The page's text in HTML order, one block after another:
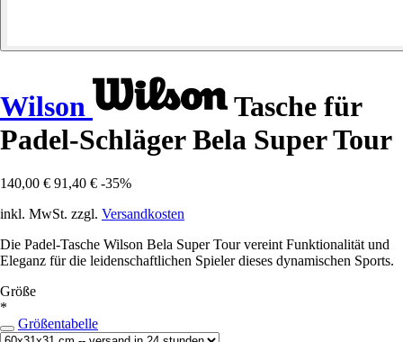
Wilson
Tasche für
Padel-Schläger Bela Super Tour
140,00 € 91,40 € -35%
inkl. MwSt. zzgl. Versandkosten
Die Padel-Tasche Wilson Bela Super Tour vereint Funktionalität und
Eleganz für die leidenschaftlichen Spieler dieses dynamischen Sports.
Größe
*
Größentabelle